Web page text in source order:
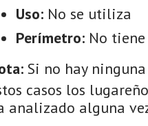
Uso: No se utiliza
Perímetro: No
Si no hay
casos los
analizado alguna